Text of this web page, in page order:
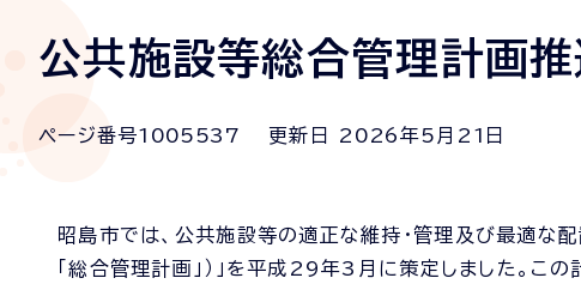
公共施設等総合管理計画
ページ番号1005537 更新日 2026年5月 21 日
昭島市では、公共施設等の適正な維持・管理及び最適な
「総合管理計画」）」を平成29年3月に策定しました。